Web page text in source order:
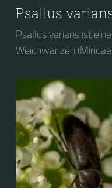
Psallus
Psallus varians ist
Weichwanzen